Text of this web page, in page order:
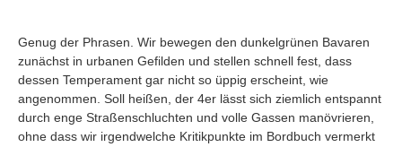
Genug der Phrasen. Wir bewegen den dunkelgrünen Bavaren
zunächst in urbanen Gefilden und stellen schnell fest, dass
dessen Temperament gar nicht so üppig erscheint, wie
angenommen. Soll heißen, der 4er lässt sich ziemlich entspannt
durch enge Straßenschluchten und volle Gassen manövrieren,
ohne dass wir irgendwelche Kritikpunkte im Bordbuch vermerkt